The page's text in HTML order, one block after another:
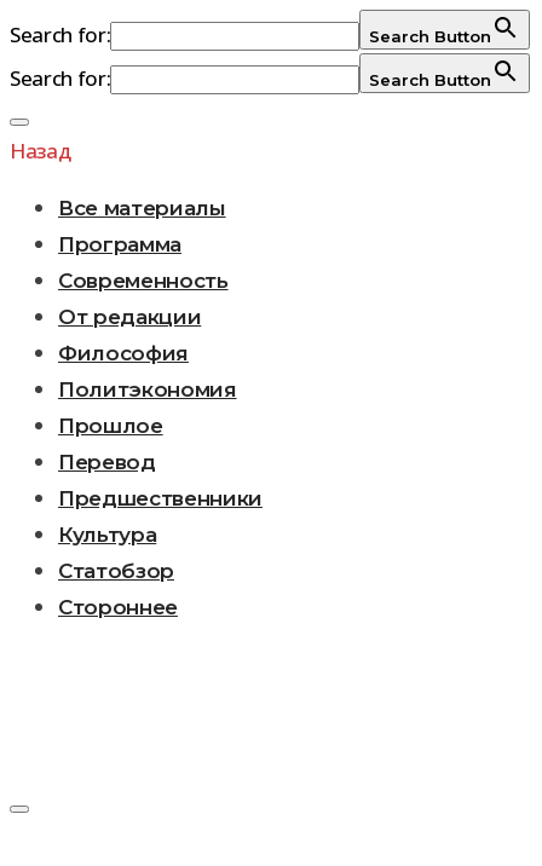
Search for: Search Button
Search for: Search Button
Перейти
к
Назад
Все материалы
Программа
Современность
От редакции
Философия
Политэкономия
Прошлое
Перевод
Предшественники
Культура
Статобзор
Стороннее